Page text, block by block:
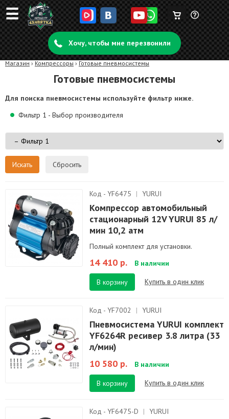
☰ Задать
вопрос
Корзина
пуста
Хочу, чтобы мне перезвонили
Магазин › Компрессоры › Готовые пневмосистемы
Готовые пневмосистемы
Для поиска пневмосистемы используйте фильтр ниже.
Фильтр 1 - Выбор производителя
Сбросить
Код - YF6475 | YURUI
Компрессор автомобильный
стационарный 12V YURUI 85 л/
мин 10,2 атм
Полный комплект для установки.
14 410 р. В наличии
В корзину Купить в один клик
Код - YF7002 | YURUI
Пневмосистема YURUI комплект
YF6264R ресивер 3.8 литра (33
л/мин)
10 580 р.
В наличии
В корзину Купить в один клик
Код - YF6475-D | YURUI